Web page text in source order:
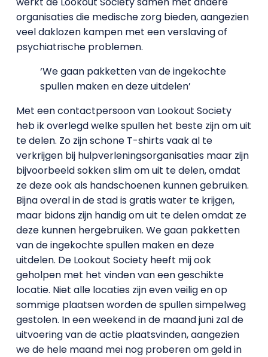
organisaties die medische zorg bieden, aangezien
veel daklozen kampen met een verslaving of
psychiatrische problemen.
‘We gaan pakketten van de ingekochte
spullen maken en deze uitdelen’
Met een contactpersoon van Lookout Society
heb ik overlegd welke spullen het beste zijn om uit
te delen. Zo zijn schone T-shirts vaak al te
verkrijgen bij hulpverleningsorganisaties maar zijn
bijvoorbeeld sokken slim om uit te delen, omdat
ze deze ook als handschoenen kunnen gebruiken.
Bijna overal in de stad is gratis water te krijgen,
maar bidons zijn handig om uit te delen omdat ze
deze kunnen hergebruiken. We gaan pakketten
van de ingekochte spullen maken en deze
uitdelen. De Lookout Society heeft mij ook
geholpen met het vinden van een geschikte
locatie. Niet alle locaties zijn even veilig en op
sommige plaatsen worden de spullen simpelweg
gestolen. In een weekend in de maand juni zal de
uitvoering van de actie plaatsvinden, aangezien
we de hele maand mei nog proberen om geld in